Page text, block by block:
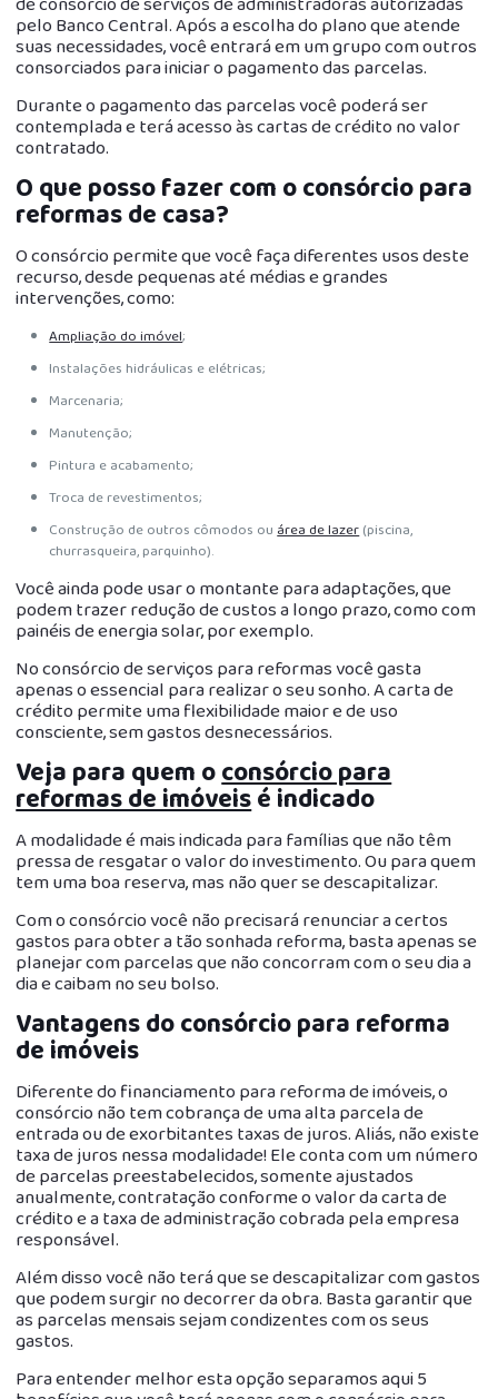
pelo Banco Central. Após a escolha do plano que atende
suas necessidades, você entrará em um grupo com outros
consorciados para iniciar o pagamento das parcelas.
Durante o pagamento das parcelas você poderá ser
contemplada e terá acesso às cartas de crédito no valor
contratado.
O que posso fazer com o consórcio para
reformas de casa?
O consórcio permite que você faça diferentes usos deste
recurso, desde pequenas até médias e grandes
intervenções, como:
Ampliação do imóvel;
Instalações hidráulicas e elétricas;
Marcenaria;
Manutenção;
Pintura e acabamento;
Troca de revestimentos;
Construção de outros cômodos ouárea de lazer(piscina,
churrasqueira, parquinho).
Você ainda pode usar o montante para adaptações, que
podem trazer redução de custos a longo prazo, como com
painéis de energia solar, por exemplo.
No consórcio de serviços para reformas você gasta
apenas o essencial para realizar o seu sonho. A carta de
crédito permite uma flexibilidade maior e de uso
consciente, sem gastos desnecessários.
Veja para quem oconsórcio para
reformas de imóveisé indicado
A modalidade é mais indicada para famílias que não têm
pressa de resgatar o valor do investimento. Ou para quem
tem uma boa reserva, mas não quer se descapitalizar.
Com o consórcio você não precisará renunciar a certos
gastos para obter a tão sonhada reforma, basta apenas se
planejar com parcelas que não concorram com o seu dia a
dia e caibam no seu bolso.
Vantagens do consórcio para reforma
de imóveis
Diferente do financiamento para reforma de imóveis, o
consórcio não tem cobrança de uma alta parcela de
entrada ou de exorbitantes taxas de juros. Aliás, não existe
taxa de juros nessa modalidade! Ele conta com um número
de parcelas preestabelecidos, somente ajustados
anualmente, contratação conforme o valor da carta de
crédito e a taxa de administração cobrada pela empresa
responsável.
Além disso você não terá que se descapitalizar com gastos
que podem surgir no decorrer da obra. Basta garantir que
as parcelas mensais sejam condizentes com os seus
gastos.
Para entender melhor esta opção separamos aqui 5